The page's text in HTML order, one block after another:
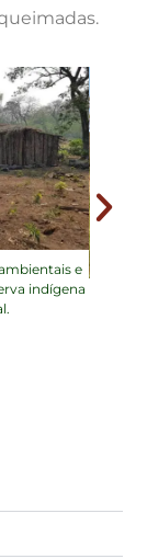
e
indígena